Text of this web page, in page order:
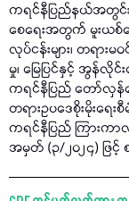
ကရင်နီပြည်နယ်အတွင်
စေရေးအတွက် မူးယစ်
လုပ်ငန်းများ၊ တရာ
မှု၊ မြေပြင်နှင့် အွန်လို
ကရင်နီပြည် တော်လှန်ရေ
တရားဥပဒေစိုးမိုးရေး
ကရင်နီပြည် ကြားကာ
အမှတ် (၃/၂၀၂၄) ဖ